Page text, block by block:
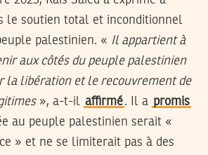
le soutien total et inconditionnel
palestinien. « Il appartient à
aux côtés du peuple palestinien
la libération et le recouvrement de
», a-t-il affirmé. Il a promis
au peuple palestinien serait «
» et ne se limiterait pas à des